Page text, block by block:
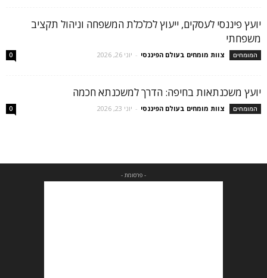
יועץ פיננסי לעסקים, ייעוץ לכלכלת המשפחה וניהול תקציב
משפחתי
המומחים צוות מומחים בעולם הפיננסי - יוני 26, 2026 0
יועץ משכנתאות בחיפה: הדרך למשכנתא חכמה
המומחים צוות מומחים בעולם הפיננסי - יוני 23, 2026 0
- פרסומת -